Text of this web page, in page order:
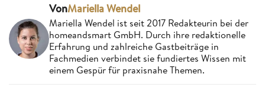
VonMariella Wendel
Mariella Wendel ist seit 2017 Redakteurin bei der
homeandsmart GmbH. Durch ihre redaktionelle
Erfahrung und zahlreiche Gastbeiträge in
Fachmedien verbindet sie fundiertes Wissen mit
einem Gespür für praxisnahe Themen.